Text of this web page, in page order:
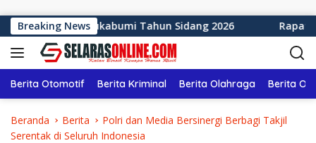
Breaking News
Sukabumi Tahun Sidang 2026 Rapat
Berita Otomotif Berita Kriminal Berita Olahraga Berita
Beranda Berita
Polri dan Media Bersinergi Berbagi Takjil
Serentak di Seluruh Indonesia